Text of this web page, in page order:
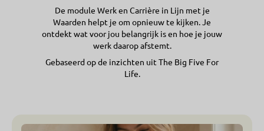
De module Werk en Carrière in Lijn met je
Waarden helpt je om opnieuw te kijken. Je
ontdekt wat voor jou belangrijk is en hoe je jouw
werk daarop afstemt.
Gebaseerd op de inzichten uit The Big Five For
Life.